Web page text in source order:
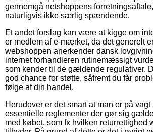
gennemgå netshoppens
naturligvis ikke særlig spændende.
Et andet forslag kan være at kigge om
er medlem af e-mærket, da det generelt
webshoppen anerkender dansk
internet forhandleren rutinemæssigt
som kender til de gældende regulativer.
god chance for støtte, såfremt du får
følge af din handel.
Herudover er det smart at man er på vagt
essentielle reglementer der gør sig
med købet, som fx hvilken returrettighed